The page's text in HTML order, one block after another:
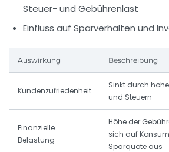
Steuer- und Gebührenlast
Einfluss auf Sparverhalten und
Auswirkung Beschreibung
Kundenzufriedenheit
Sinkt durch
und Steuern
Finanzielle
Belastung
Höhe der
sich auf
Sparquote aus